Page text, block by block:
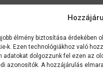
élmény biztosítása érdekében
k. Ezen technológiákhoz való
adatokat dolgozzunk fel ezen az
azonosítók. A hozzájárulás